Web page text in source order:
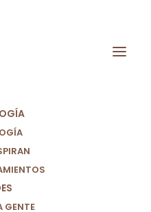
GENTE
Digna